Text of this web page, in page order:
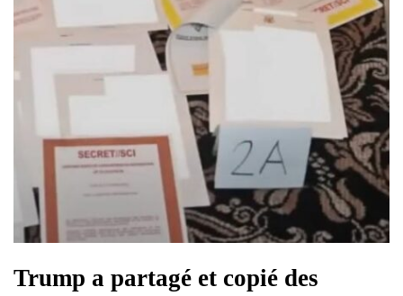
Trump a partagé et copié des